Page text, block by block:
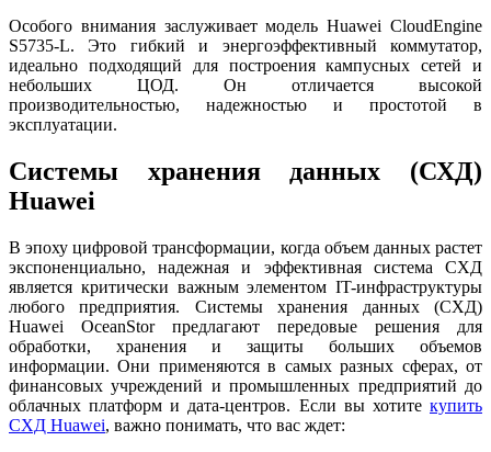
Особого внимания заслуживает модель Huawei CloudEngine
S5735-L. Это гибкий и энергоэффективный коммутатор,
идеально подходящий для построения кампусных сетей и
небольших ЦОД. Он отличается высокой
производительностью, надежностью и простотой в
эксплуатации.
Системы хранения данных (СХД)
Huawei
В эпоху цифровой трансформации, когда объем данных растет
экспоненциально, надежная и эффективная система СХД
является критически важным элементом IT-инфраструктуры
любого предприятия. Системы хранения данных (СХД)
Huawei OceanStor предлагают передовые решения для
обработки, хранения и защиты больших объемов
информации. Они применяются в самых разных сферах, от
финансовых учреждений и промышленных предприятий до
облачных платформ и дата-центров. Если вы хотите купить
СХД Huawei, важно понимать, что вас ждет: